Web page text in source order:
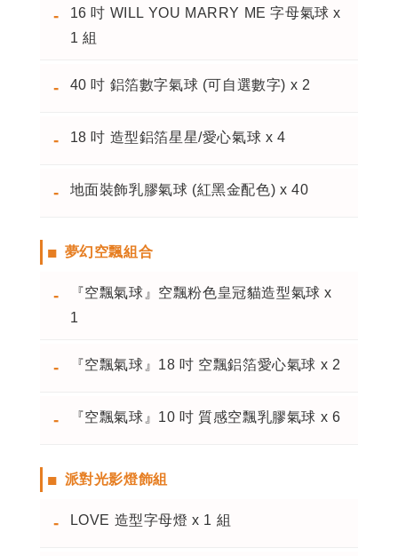
-
16 吋 WILL YOU MARRY ME 字母氣球 x
1 組
- 40 吋 鋁箔數字氣球 (可自選數字) x 2
- 18 吋 造型鋁箔星星/愛心氣球 x 4
- 地面裝飾乳膠氣球 (紅黑金配色) x 40
■ 夢幻空飄組合
-
『空飄氣球』空飄粉色皇冠貓造型氣球 x
1
- 『空飄氣球』18 吋 空飄鋁箔愛心氣球 x 2
- 『空飄氣球』10 吋 質感空飄乳膠氣球 x 6
■ 派對光影燈飾組
- LOVE 造型字母燈 x 1 組